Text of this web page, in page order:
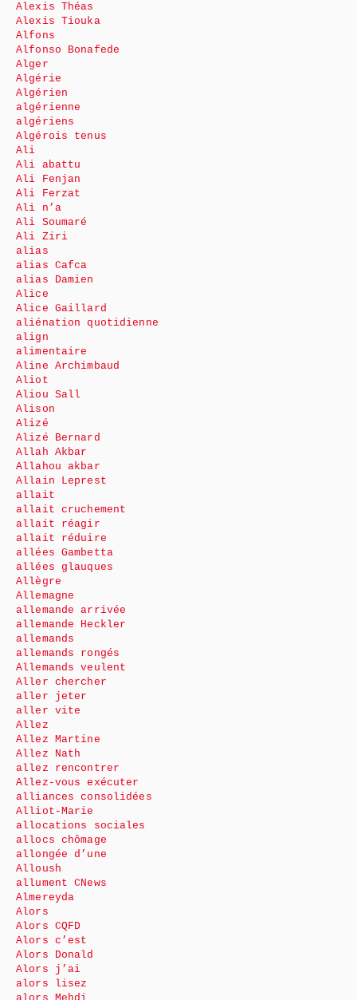
Alexis Théas
Alexis Tiouka
Alfons
Alfonso Bonafede
Alger
Algérie
Algérien
algérienne
algériens
Algérois tenus
Ali
Ali abattu
Ali Fenjan
Ali Ferzat
Ali n’a
Ali Soumaré
Ali Ziri
alias
alias Cafca
alias Damien
Alice
Alice Gaillard
aliénation quotidienne
align
alimentaire
Aline Archimbaud
Aliot
Aliou Sall
Alison
Alizé
Alizé Bernard
Allah Akbar
Allahou akbar
Allain Leprest
allait
allait cruchement
allait réagir
allait réduire
allées Gambetta
allées glauques
Allègre
Allemagne
allemande arrivée
allemande Heckler
allemands
allemands rongés
Allemands veulent
Aller chercher
aller jeter
aller vite
Allez
Allez Martine
Allez Nath
allez rencontrer
Allez-vous exécuter
alliances consolidées
Alliot-Marie
allocations sociales
allocs chômage
allongée d’une
Alloush
allument CNews
Almereyda
Alors
Alors CQFD
Alors c’est
Alors Donald
Alors j’ai
alors lisez